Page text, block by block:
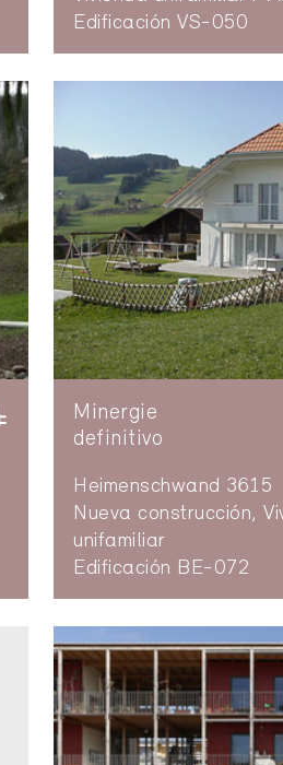
Edificación VS-050
Minergie
definitivo
Heimenschwand 3615
Nueva construcción,
unifamiliar
Edificación BE-072